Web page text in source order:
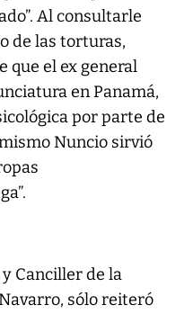
Al consultarle
de las torturas,
que el ex general
en Panamá,
por parte de
Nuncio sirvió
Canciller de la
sólo reiteró